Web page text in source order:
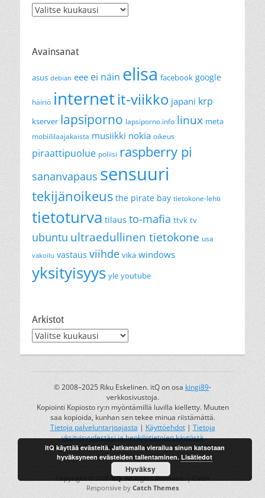
Arkistot
Avainsanat
asus debian eee ei näin elisa facebook google
häiriö internetit-viikko japani krp
kserver lapsiporno lapsiporno.info linux meta
mobiililaajakaista musiikki nokia oikeus
piraattipuolue poliisi raspberry pi
sananvapaus sensuuri
tekijänoikeus the pirate bay tietokone-lehti
tietoturva tilaus to-mafia ttvk tv
ubuntu ultraedullinen tietokone usa
vakoilu vastaus viihde vika windows
yksityisyys yle youtube
Arkistot
Arkistot
© 2008–2025 Riku Eskelinen. itQ on osa kingi89-
verkkosivustoja.
Kopiointi Kopiosto ry:n myöntämillä luvilla kielletty. Muuten
saa kopioida, kunhan sen tekee minua riistämättä.
Tietoja palveluntarjoajasta | Käyttöehdot| Tietoja
yksityisyydestäsi ja henkilötietojen käytöstä
kingi89 on Riku Eskelisen rekisteröity tavaramerkki.
itQ. All Rights Reserved. | Catch
Responsive by Catch Themes
itQ käyttää evästeitä. Jatkamalla vierailua sinun katsotaan
hyväksyneen evästeiden tallentaminen.Lisätiedot
Hyväksy